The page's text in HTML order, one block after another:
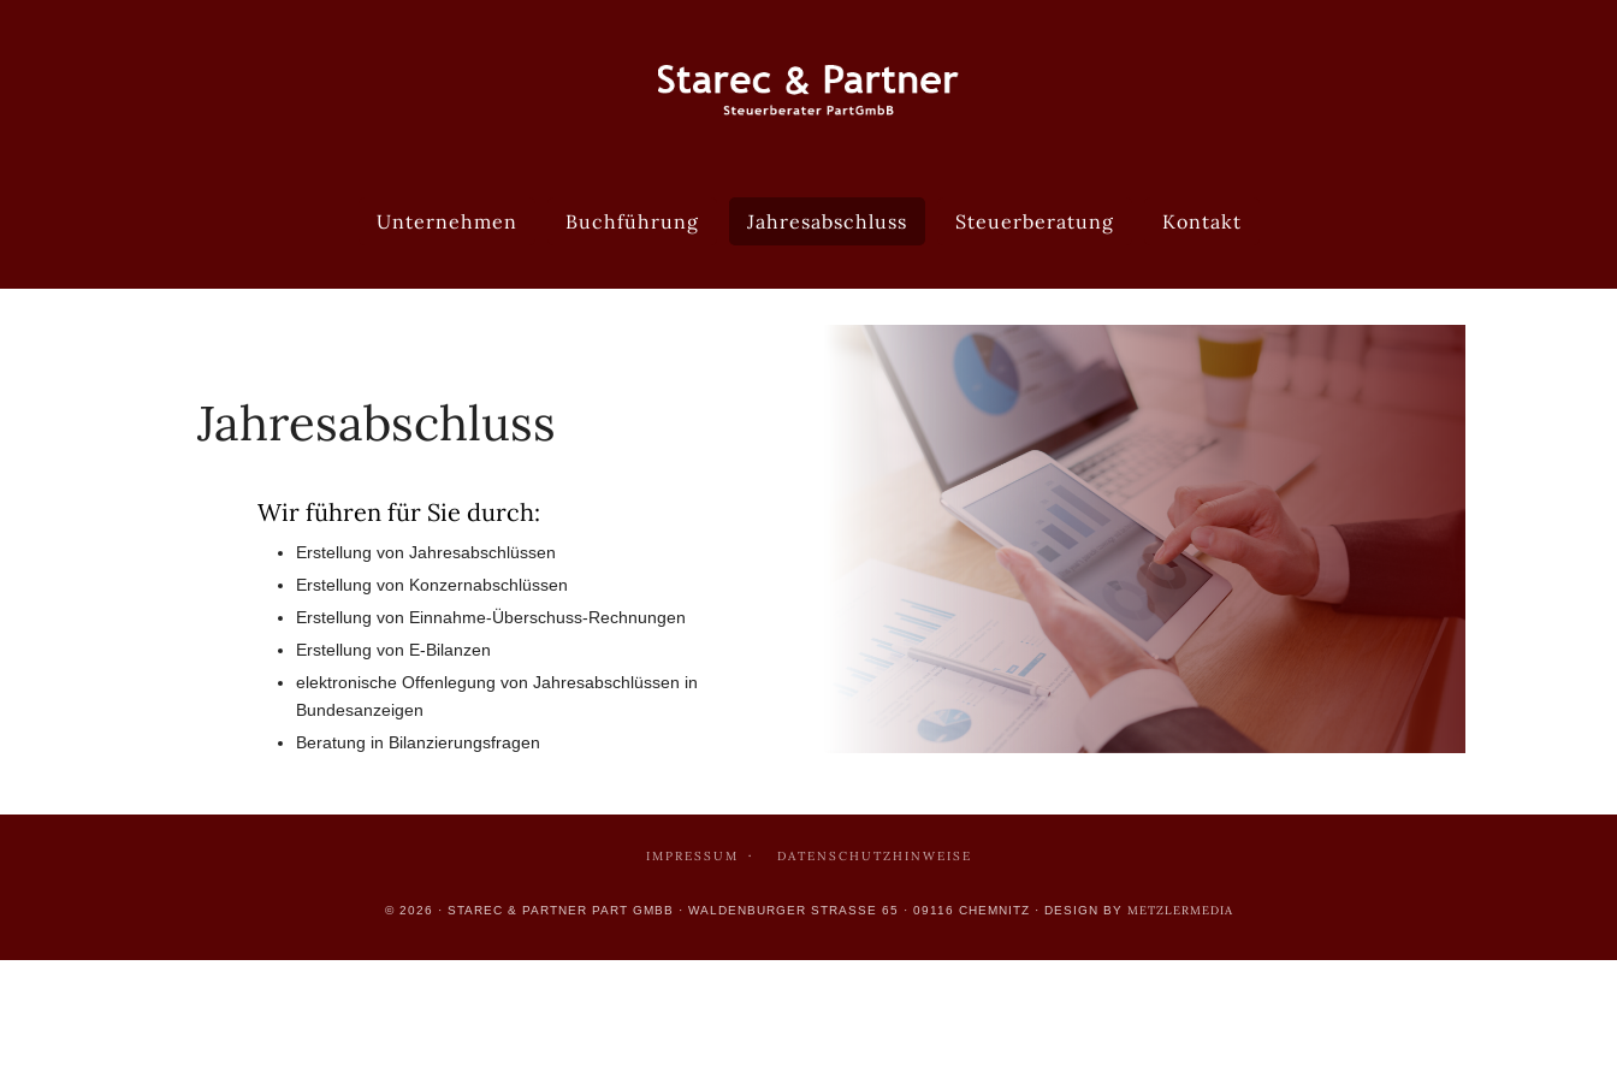
Unternehmen Buchführung Jahresabschluss Steuerberatung Kontakt
Jahresabschluss
Wir führen für Sie durch:
Erstellung von Jahresabschlüssen
Erstellung von Konzernabschlüssen
Erstellung von Einnahme-Überschuss-Rechnungen
Erstellung von E-Bilanzen
elektronische Offenlegung von Jahresabschlüssen in
Bundesanzeigen
Beratung in Bilanzierungsfragen
IMPRESSUM DATENSCHUTZHINWEISE
© 2026 · STAREC & PARTNER PART GMBB · WALDENBURGER STRASSE 65 · 09116 CHEMNITZ · DESIGN BY METZLERMEDIA